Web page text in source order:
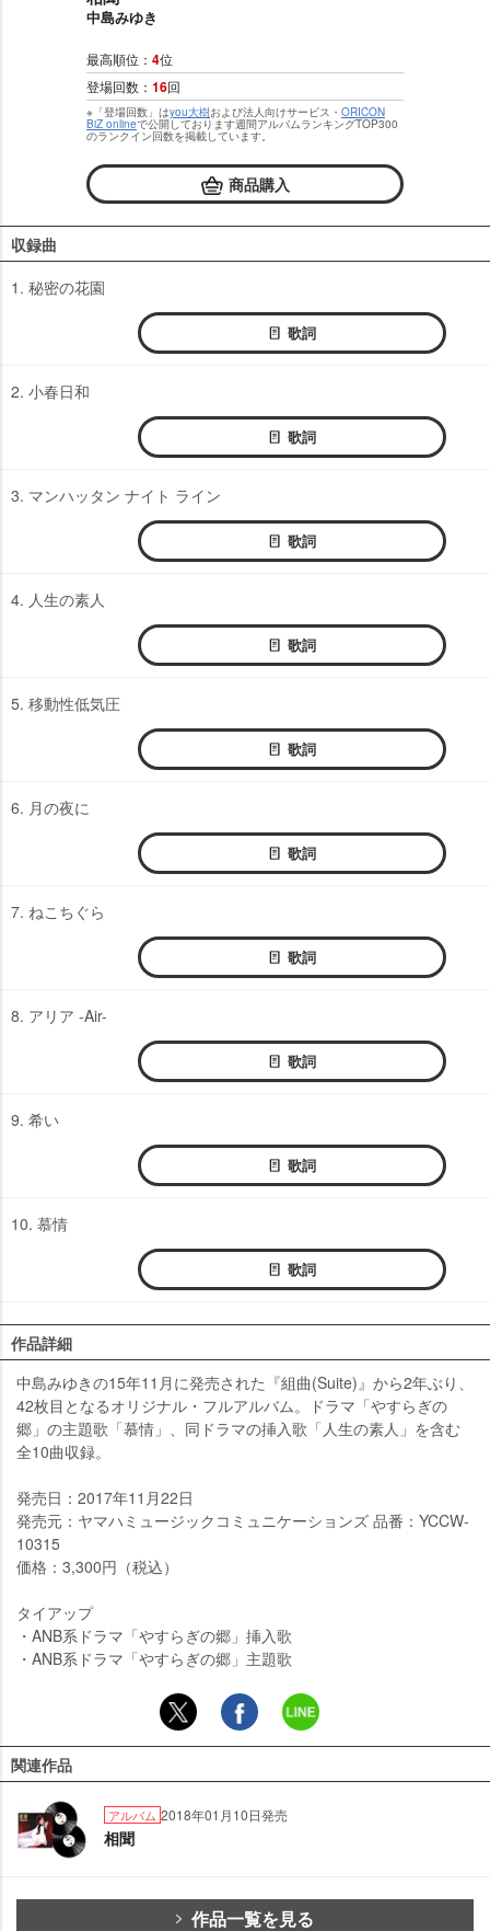
中島みゆき
最高順位： 4位
登場回数： 16回
※「登場回数」はyou大樹および法人向けサービス・ ORICON
BiZ onlineで公開しております週間アルバムランキングTOP300
のランクイン回数を掲載しています。
商品購入
収録曲
1. 秘密の花園
歌詞
2. 小春日和
歌詞
3. マンハッタン ナイト ライン
歌詞
4. 人生の素人
歌詞
5. 移動性低気圧
歌詞
6. 月の夜に
歌詞
7. ねこちぐら
歌詞
8. アリア -Air-
歌詞
9. 希い
歌詞
10. 慕情
歌詞
作品詳細
中島みゆきの15年11月に発売された『組曲(Suite)』から2年ぶり、
42枚目となるオリジナル・フルアルバム。ドラマ「やすらぎの
郷」の主題歌「慕情」、同ドラマの挿入歌「人生の素人」を含む
全10曲収録。
発売日：2017年11月22日
発売元：ヤマハミュージックコミュニケーションズ 品番：YCCW-
10315
価格：3,300円（税込）
タイアップ
・ANB系ドラマ「やすらぎの郷」挿入歌
・ANB系ドラマ「やすらぎの郷」主題歌
関連作品
アルバム 2018年01月10日発売
相聞
作品一覧を見る